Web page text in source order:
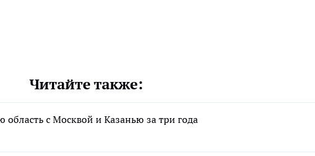
Читайте также:
с Москвой и Казанью за три года